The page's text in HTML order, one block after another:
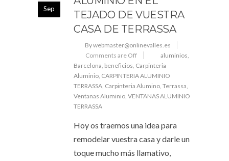
Sep
TEJADO DE VUESTRA
CASA DE TERRASSA
By webmaster@onlinevalles.es
Comments are Off
aluminios,
Barcelona, beneficios, Carpinteria
Aluminio, CARPINTERIA ALUMINIO
TERRASSA, Carpinteria Alumino, Terrassa,
Ventanas Aluminio, VENTANAS ALUMINIO
TERRASSA
Hoy os traemos una idea para
remodelar vuestra casa y darle un
toque mucho más llamativo,